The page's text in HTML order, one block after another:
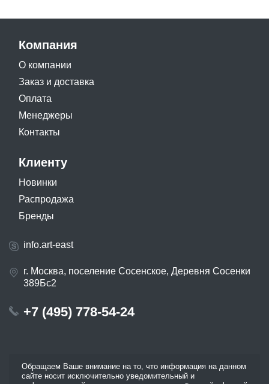
Компания
О компании
Заказ и доставка
Оплата
Менеджеры
Контакты
Клиенту
Новинки
Распродажа
Бренды
info.art-east
г. Москва, поселение Сосенское, Деревня Сосенки
389Бс2
+7 (495) 778-54-24
Обращаем Ваше внимание на то, что информация на данном
сайте носит исключительно уведомительный и